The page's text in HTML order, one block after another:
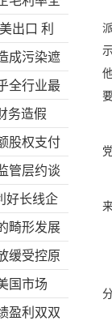
远低于
出口 利
收风险
成污染遮
”的公司
全行业最
务造假
股权支付
下滑负债
管层约谈
人嘘叹
好长线企
畸形发展
波动
缓受控原
高比例
国市场
盈利双双